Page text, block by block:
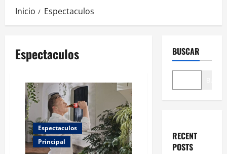
Inicio Espectaculos
Espectaculos
Espectaculos
Principal
BUSCAR
RECENT
POSTS